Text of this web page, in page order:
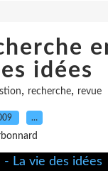
idées
, recherche, revue
…